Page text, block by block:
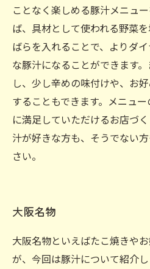
ことなく楽しめる豚汁メニュ
ば、具材として使われる野菜
ばらを入れることで、よりダ
な豚汁になることができます
し、少し辛めの味付けや、お
することもできます。メニュ
に満足していただけるお店づ
汁が好きな方も、そうでない
さい。
大阪名物
大阪名物といえばたこ焼きや
が、今回は豚汁について紹介